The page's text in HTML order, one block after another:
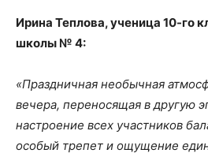
Ирина Теплова, ученица 10-го
школы № 4:
«Праздничная необычная
вечера, переносящая в другую
настроение всех участников
особый трепет и ощущение